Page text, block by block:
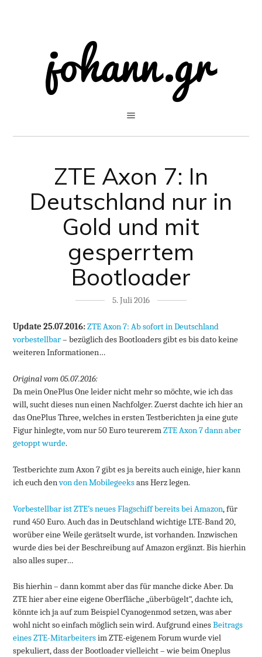
ZTE Axon 7: In
Deutschland nur in
Gold und mit
gesperrtem
Bootloader
5. Juli 2016
Update 25.07.2016:ZTE Axon 7: Ab sofort in Deutschland
vorbestellbar– bezüglich des Bootloaders gibt es bis dato keine
weiteren Informationen…
Original vom 05.07.2016:
Da mein OnePlus One leider nicht mehr so möchte, wie ich das
will, sucht dieses nun einen Nachfolger. Zuerst dachte ich hier an
das OnePlus Three, welches in ersten Testberichten ja eine gute
Figur hinlegte, vom nur 50 Euro teureremZTE Axon 7 dann aber
getoppt wurde.
Testberichte zum Axon 7 gibt es ja bereits auch einige, hier kann
ich euch denvon den Mobilegeeksans Herz legen.
Vorbestellbar ist ZTE’s neues Flagschiff bereits bei Amazon, für
rund 450 Euro. Auch das in Deutschland wichtige LTE-Band 20,
worüber eine Weile gerätselt wurde, ist vorhanden. Inzwischen
wurde dies bei der Beschreibung auf Amazon ergänzt. Bis hierhin
also alles super…
Bis hierhin – dann kommt aber das für manche dicke Aber. Da
ZTE hier aber eine eigene Oberfläche „überbügelt“, dachte ich,
könnte ich ja auf zum Beispiel Cyanogenmod setzen, was aber
wohl nicht so einfach möglich sein wird. Aufgrund einesBeitrags
eines ZTE-Mitarbeitersim ZTE-eigenem Forum wurde viel
spekuliert, dass der Bootloader vielleicht – wie beim Oneplus